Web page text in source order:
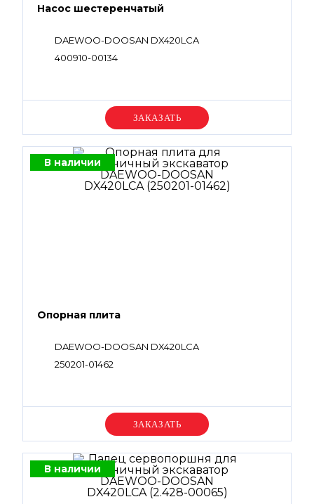
Насос шестеренчатый
DAEWOO-DOOSAN DX420LCA
400910-00134
Уточняйте цену
В наличии
Опорная плита
DAEWOO-DOOSAN DX420LCA
250201-01462
Уточняйте цену
В наличии